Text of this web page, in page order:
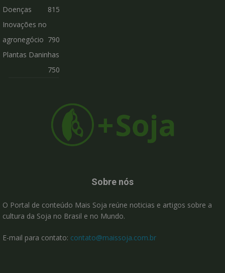
Doenças
815
Inovações no
agronegócio 790
Plantas Daninhas
750
Sobre nós
O Portal de conteúdo Mais Soja reúne noticias e artigos sobre a
cultura da Soja no Brasil e no Mundo.
E-mail para contato: contato@maissoja.com.br